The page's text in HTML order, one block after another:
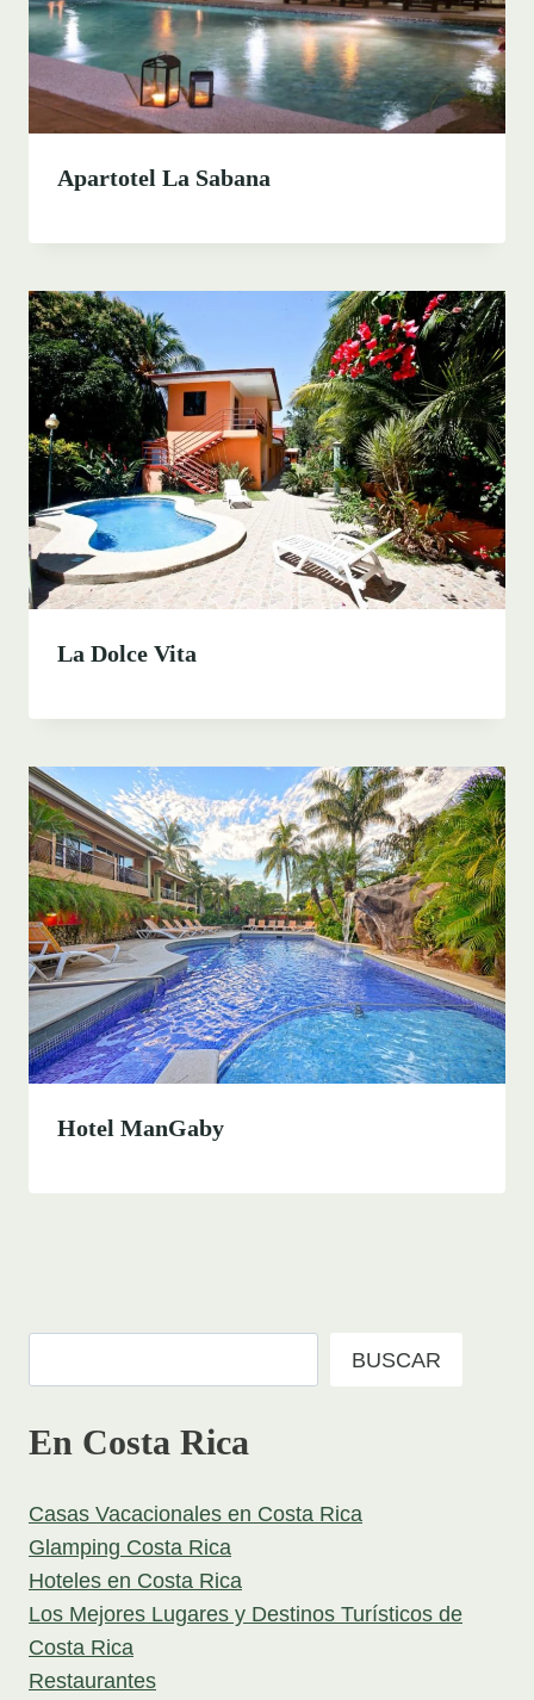
Apartotel La Sabana
La Dolce Vita
Hotel ManGaby
BUSCAR
En Costa Rica
Casas Vacacionales en Costa Rica
Glamping Costa Rica
Hoteles en Costa Rica
Los Mejores Lugares y Destinos Turísticos de
Costa Rica
Restaurantes